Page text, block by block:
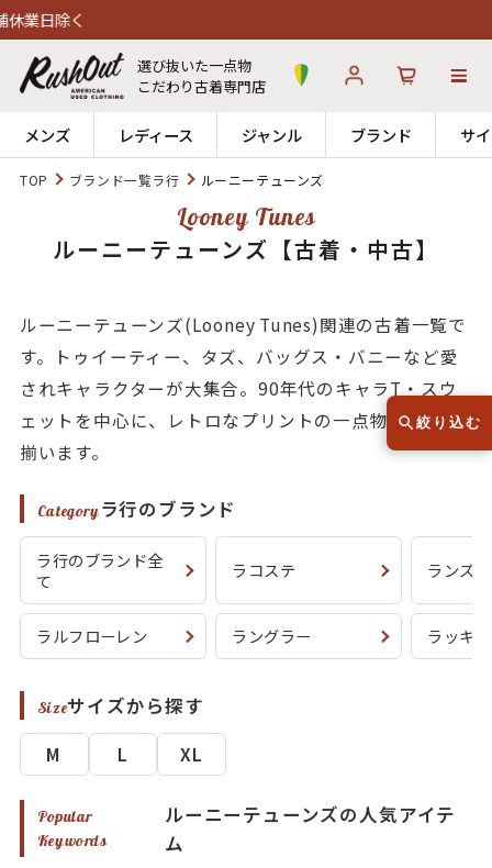
選び抜いた一点物
こだわり古着専門店
メンズ レディース ジャンル ブランド サ
お気に入り
発送について 12時までのご注文で当日出荷！
※対応不可：日祝、長期休暇、セール
Search by Hotword今週のHOTワード（7/29〜8/4）
5 ラルフローレン 6 大きいサイズ 8 ディズニー
Search by Brandブランドから探す
ラルフ ローレン
チャンピオン
パタゴニア
TOP ブランド一覧ラ行 ルーニーテューンズ
Looney Tunes
ルーニーテューンズ【古着・中古】
ルーニーテューンズ(Looney Tunes)関連の古着一覧で
す。トゥイーティー、タズ、バッグス・バニーなど愛
されキャラクターが大集合。90年代のキャラT・スウ
ェットを中心に、レトロなプリントの一点物が豊富に
揃います。
Categoryラ行のブランド
ラ行のブランド全
て
ラルフローレン
ラコステ
ラングラー
ランズ
ラッキ
Sizeサイズから探す
M L XL
Popular
Keywords
ルーニーテューンズの人気アイテ
ム
絞り込む